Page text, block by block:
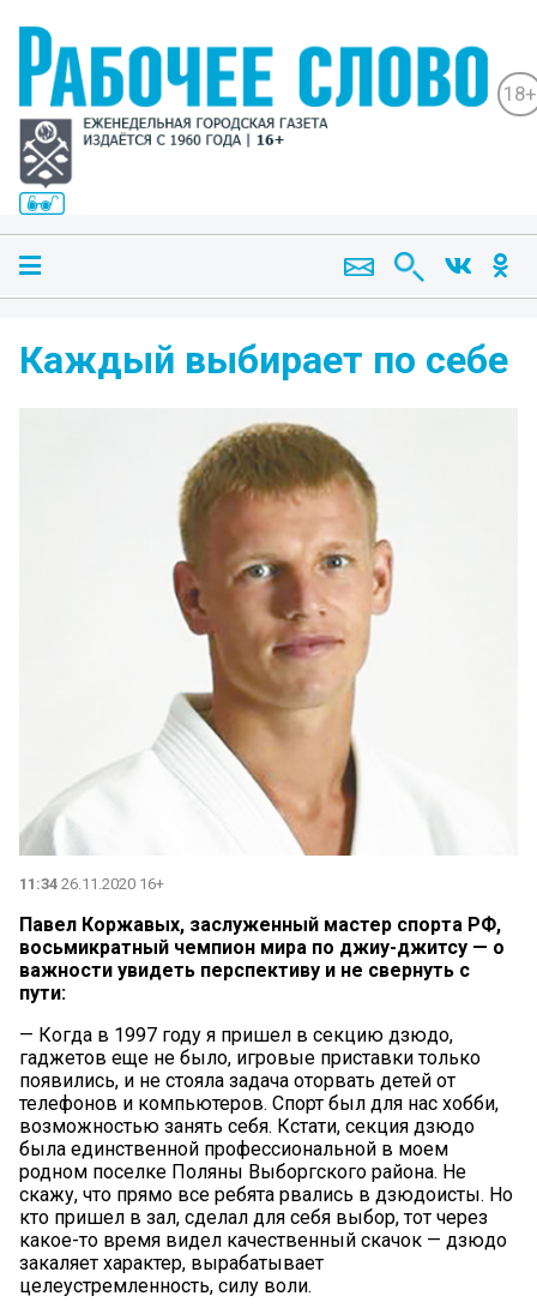
18+
Каждый выбирает по себе
11:34 26.11.2020 16+
Павел Коржавых, заслуженный мастер спорта РФ,
восьмикратный чемпион мира по джиу-джитсу — о
важности увидеть перспективу и не свернуть с
пути:
— Когда в 1997 году я пришел в секцию дзюдо,
гаджетов еще не было, игровые приставки только
появились, и не стояла задача оторвать детей от
телефонов и компьютеров. Спорт был для нас хобби,
возможностью занять себя. Кстати, секция дзюдо
была единственной профессиональной в моем
родном поселке Поляны Выборгского района. Не
скажу, что прямо все ребята рвались в дзюдоисты. Но
кто пришел в зал, сделал для себя выбор, тот через
какое-то время видел качественный скачок — дзюдо
закаляет характер, вырабатывает
целеустремленность, силу воли.